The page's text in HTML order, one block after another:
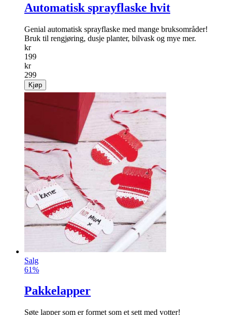
Automatisk sprayflaske hvit
Genial automatisk sprayflaske med mange bruksområder!
Bruk til rengjøring, dusje planter, bilvask og mye mer.
kr
199
kr
299
Kjøp
Salg
61%
Pakkelapper
Søte lapper som er formet som et sett med votter!